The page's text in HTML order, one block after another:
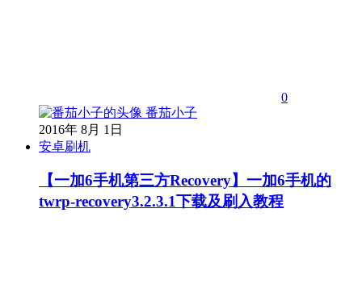
0
番茄小子
2016年 8月 1日
安卓刷机
【一加6手机第三方Recovery】一加6手机的
twrp-recovery3.2.3.1下载及刷入教程